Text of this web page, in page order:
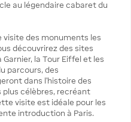
au légendaire cabaret du
visite des monuments les
découvrirez des sites
la Tour Eiffel et les
parcours, des
dans l’histoire des
célèbres, recréant
visite est idéale pour les
introduction à Paris.